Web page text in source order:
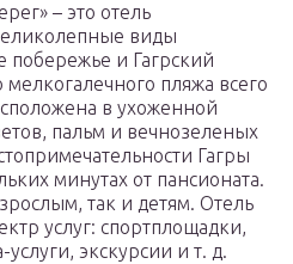
– это отель
виды
побережье и Гагрский
пляжа всего
в ухоженной
пальм и вечнозеленых
Гагры
минутах от пансионата.
так и детям. Отель
услуг: спортплощадки,
экскурсии и т. д.